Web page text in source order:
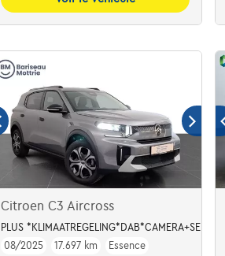
Citroen C3 Aircross
PLUS
08/2025
17.697 km
Essence